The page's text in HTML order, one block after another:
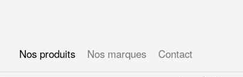
Nos produits Nos marques Contact